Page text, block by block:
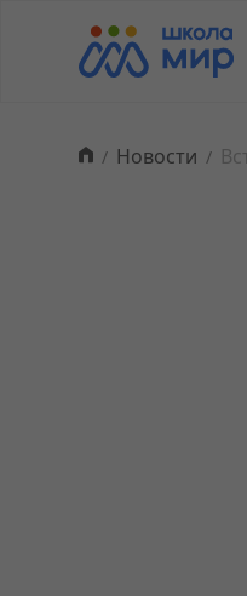
Новости